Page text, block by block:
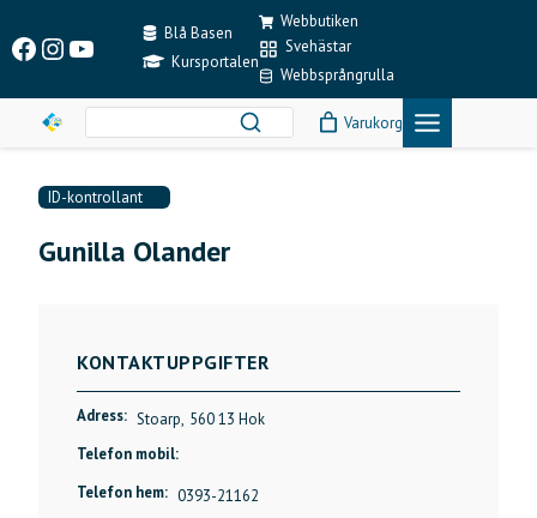
content
Facebook
Instagram
YouTubeBlå Basen
Kursportalen
Webbutiken
Svehästar
Webbsprångrulla
Varukorg
ID-kontrollant
Gunilla Olander
KONTAKTUPPGIFTER
Adress: Stoarp, 560 13 Hok
Telefon mobil:
Telefon hem: 0393-21162